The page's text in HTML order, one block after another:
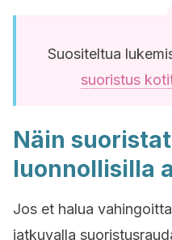
Suositeltua
suoristus
Näin
luonnollisilla
Jos et halua
jatkuvalla